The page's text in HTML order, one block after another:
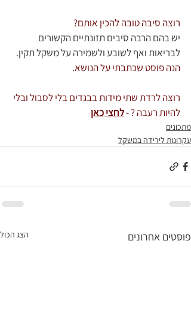
רוצה סיבה טובה להכין אותם?
יש בהם הרבה סיבים תזונתיים הקשורים
לבריאות ואף לשובע ולשמירה על משקל תקין.
הנה פוסט שכתבתי על הנושא.
רוצה לרדת שתי מידות בבגדים בלי לסבול ובלי
להיות רעבה ? - לחצי כאן
מתכונים
עקרונות לירידה במשקל
פוסטים אחרונים הצג הכול